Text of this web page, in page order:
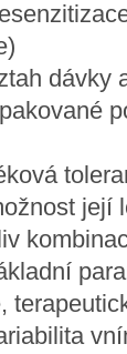
dávky
její